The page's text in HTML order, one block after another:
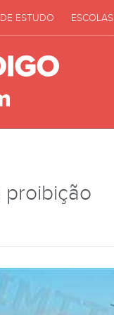
ESTUDO ESCOLAS
proibição